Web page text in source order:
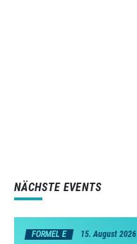
NÄCHSTE EVENTS
FORMEL E 15. August 2026